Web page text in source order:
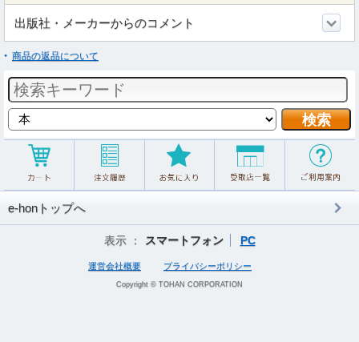
出版社・メーカーからのコメント
商品の返品について
e-honトップへ
表示 ： スマートフォン PC
運営会社概要 プライバシーポリシー
Copyright © TOHAN CORPORATION